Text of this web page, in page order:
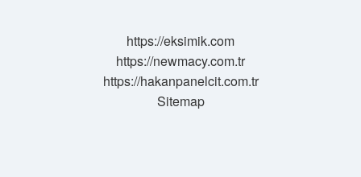
https://eksimik.com
https://newmacy.com.tr
https://hakanpanelcit.com.tr
Sitemap